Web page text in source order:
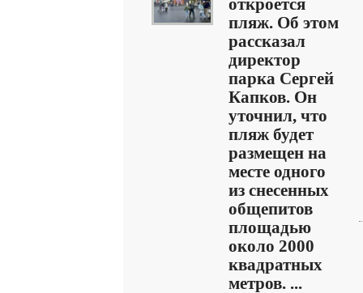
откроется
пляж. Об этом
рассказал
директор
парка Сергей
Капков. Он
уточнил, что
пляж будет
размещен на
месте одного
из снесенных
общепитов
площадью
около 2000
квадратных
метров. ...